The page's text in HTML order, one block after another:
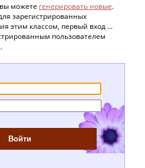
можете генерировать новые.
зарегистрированных
этим классом, первый вход ...
пользователем
.